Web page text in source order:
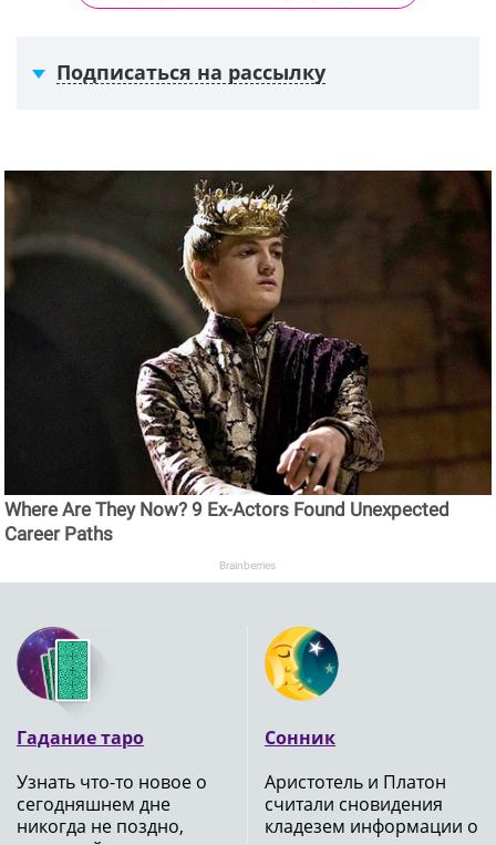
Подписаться на рассылку
Where Are They Now? 9 Ex-Actors Found Unexpected
Career Paths
Brainberries
Гадание таро
Узнать что-то новое о
сегодняшнем дне
никогда не поздно,
Сонник
Аристотель и Платон
считали сновидения
кладезем информации о